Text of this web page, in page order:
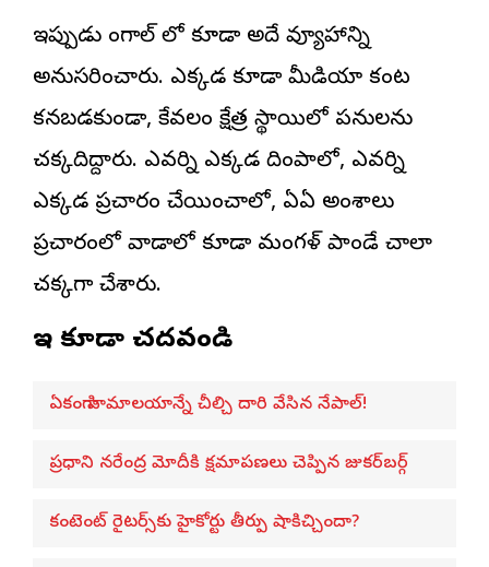
ఇప్పుడు బెంగాల్ లో కూడా అదే వ్యూహాన్ని
అనుసరించారు. ఎక్కడ కూడా మీడియా కంట
కనబడకుండా, కేవలం క్షేత్ర స్థాయిలో పనులను
చక్కదిద్దారు. ఎవర్ని ఎక్కడ దింపాలో, ఎవర్ని
ఎక్కడ ప్రచారం చేయించాలో, ఏఏ అంశాలు
ప్రచారంలో వాడాలో కూడా మంగళ్ పాండే చాలా
చక్కగా చేశారు.
ఇవి కూడా చదవండి
ఏకంగా హిమాలయాన్నే చీల్చి దారి వేసిన నేపాల్!
ప్రధాని నరేంద్ర మోదీకి క్షమాపణలు చెప్పిన జుకర్‌బర్గ్
కంటెంట్ రైటర్స్‌కు హైకోర్టు తీర్పు షాకిచ్చిందా?